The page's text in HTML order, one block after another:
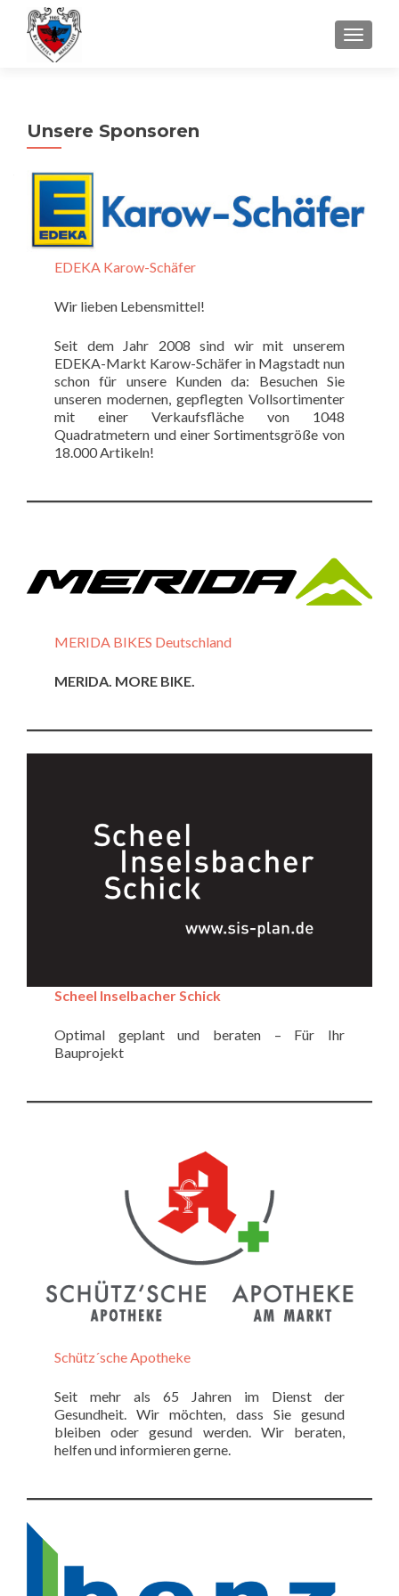
Unsere Sponsoren
EDEKA Karow-Schäfer
Wir lieben Lebensmittel!
Seit dem Jahr 2008 sind wir mit unserem
EDEKA-Markt Karow-Schäfer in Magstadt nun
schon für unsere Kunden da: Besuchen Sie
unseren modernen, gepflegten Vollsortimenter
mit einer Verkaufsfläche von 1048
Quadratmetern und einer Sortimentsgröße von
18.000 Artikeln!
MERIDA BIKES Deutschland
MERIDA. MORE BIKE.
Scheel Inselbacher Schick
Optimal geplant und beraten – Für Ihr
Bauprojekt
Schütz´sche Apotheke
Seit mehr als 65 Jahren im Dienst der
Gesundheit. Wir möchten, dass Sie gesund
bleiben oder gesund werden. Wir beraten,
helfen und informieren gerne.